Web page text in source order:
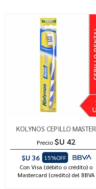
KOLYNOS CEPILLO MASTER
Precio $U 42
$U 36
15%OFF
Con Visa (débito o crédito) o
Mastercard (credito) del BBVA